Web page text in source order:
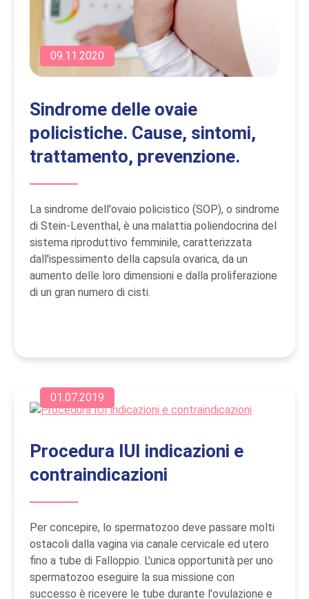
09.11.2020
Sindrome delle ovaie
policistiche. Cause, sintomi,
trattamento, prevenzione.
La sindrome dell'ovaio policistico (SOP), o sindrome
di Stein-Leventhal, è una malattia poliendocrina del
sistema riproduttivo femminile, caratterizzata
dall'ispessimento della capsula ovarica, da un
aumento delle loro dimensioni e dalla proliferazione
di un gran numero di cisti.
01.07.2019
Procedura IUI indicazioni e
contraindicazioni
Per concepire, lo spermatozoo deve passare molti
ostacoli dalla vagina via canale cervicale ed utero
fino a tube di Falloppio. L'unica opportunità per uno
spermatozoo eseguire la sua missione con
successo è ricevere le tube durante l'ovulazione e